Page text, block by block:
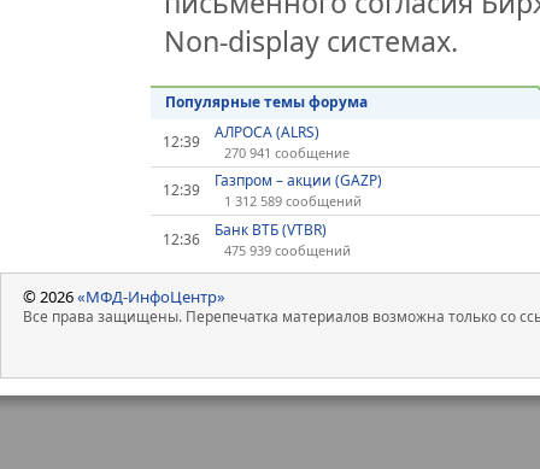
Non-display системах.
Популярные темы форума
12:39
АЛРОСА (ALRS)
270 941 сообщение
12:39 Газпром – акции (GAZP)
1 312 589 сообщений
12:36 Банк ВТБ (VTBR)
475 939 сообщений
© 2026«МФД-ИнфоЦентр»
Все права защищены. Перепечатка материалов возможна только со